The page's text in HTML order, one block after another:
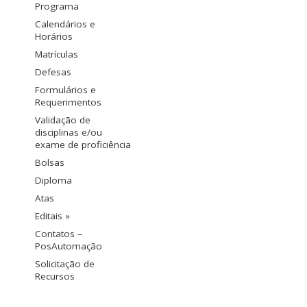
Programa
Calendários e
Horários
Matrículas
Defesas
Formulários e
Requerimentos
Validação de
disciplinas e/ou
exame de proficiência
Bolsas
Diploma
Atas
Editais »
Contatos –
PosAutomação
Solicitação de
Recursos